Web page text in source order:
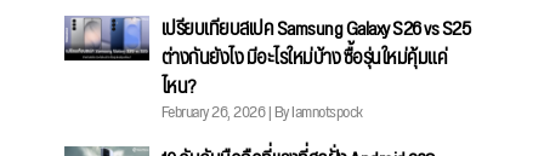
เปรียบเทียบสเปค Samsung Galaxy S26 vs S25
ต่างกันยังไง มีอะไรใหม่บ้าง ซื้อรุ่นใหม่คุ้มแค่
ไหน?
February 26, 2026 | By Iamnotspock